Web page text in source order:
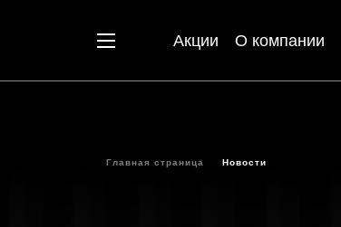
Акции О компании
Главная страница Новости